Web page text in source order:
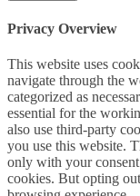
Privacy Overview
This website uses
navigate through the
categorized as
essential for the
also use third-party
you use this website.
only with your
cookies. But opting